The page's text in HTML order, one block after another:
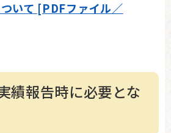
いて [PDFファイル／
績報告時に必要とな